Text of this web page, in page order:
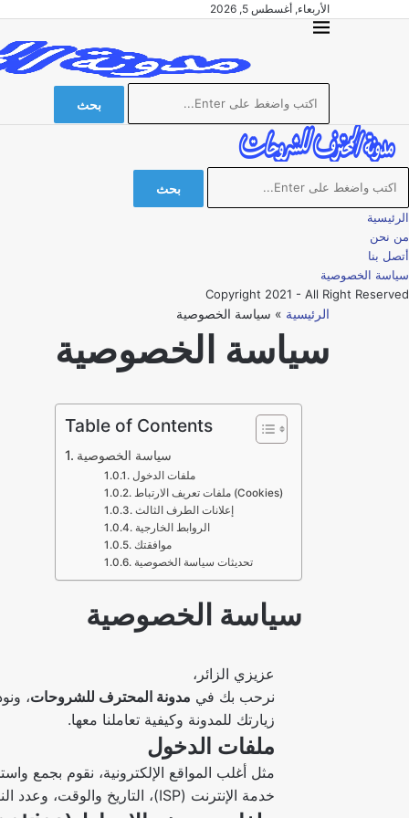
الأربعاء, أغسطس 5, 2026
بحث
بحث
الرئيسية
من نحن
أتصل بنا
سياسة الخصوصية
Copyright 2021 - All Right Reserved
الرئيسية » سياسة الخصوصية
سياسة الخصوصية
Table of Contents
سياسة الخصوصية
ملفات الدخول
ملفات تعريف الارتباط (Cookies)
إعلانات الطرف الثالث
الروابط الخارجية
موافقتك
تحديثات سياسة الخصوصية
سياسة الخصوصية
عزيزي الزائر،
نرحب بك في مدونة المحترف للشروحات،
زيارتك للمدونة وكيفية تعاملنا معها.
ملفات الدخول
خدمة الإنترنت (ISP)، التاريخ والوقت، وعدد النقرات لتحليل الاتجاهات وتحسين تجربة المستخدم. هذه البيانات لا ترتبط بأي معلومات تعريف شخصية.